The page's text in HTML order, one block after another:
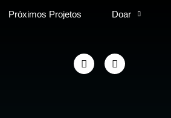
Próximos Projetos Doar